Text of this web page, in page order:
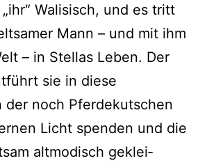
Walisisch, und es tritt
Mann – und mit ihm
– in Stellas Leben. Der
sie in die­se
der noch Pferdekutschen
Licht spen­den und die
alt­mo­disch geklei­